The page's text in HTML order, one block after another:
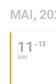
MAI,
11
MAI
13